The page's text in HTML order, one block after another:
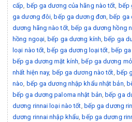
cấp bếp ga dương của hãng nào tốt bếp
ga dương đôi ,bếp ga dương đơn ,bếp ga
dương hãng nào tốt,bếp ga dương hồng
hồng ngoại ,bếp ga dương kính ,bếp ga
loại nào tốt ,bếp ga dương loại tốt bếp
bếp ga dương mặt kính ,bếp ga dương
nhất hiện nay, bếp ga dương nào tốt bếp
nào bếp ga dương nhập khẩu nhật bản
bếp ga dương paloma nhật bản ,bếp ga
dương rinnai loại nào tốt bếp ga dương
dương rinnai nhập khẩu ,bếp ga dương